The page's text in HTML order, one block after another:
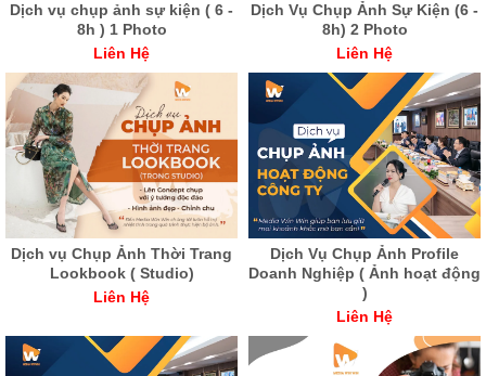
Dịch vụ chụp ảnh sự kiện ( 6 -
8h ) 1 Photo
Liên Hệ
Dịch Vụ Chụp Ảnh Sự Kiện (6 -
8h) 2 Photo
Liên Hệ
Dịch vụ Chụp Ảnh Thời Trang
Lookbook ( Studio)
Liên Hệ
Dịch Vụ Chụp Ảnh Profile
Doanh Nghiệp ( Ảnh hoạt động
)
Liên Hệ